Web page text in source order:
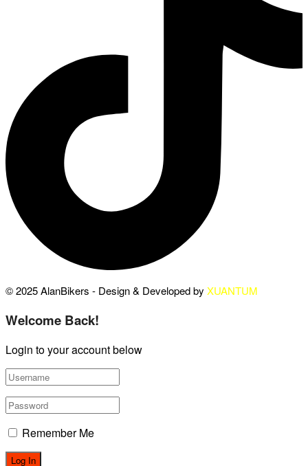
© 2025 AlanBikers - Design & Developed by XUANTUM
Welcome Back!
Login to your account below
Remember Me